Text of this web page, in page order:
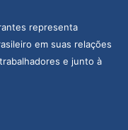
representa
em suas relações
e junto à